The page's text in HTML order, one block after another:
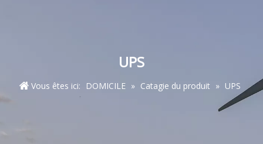
UPS
Vous êtes ici: DOMICILE » Catagie du produit » UPS